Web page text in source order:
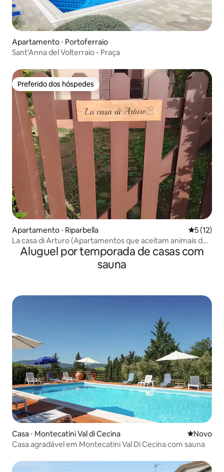
Apartamento ⋅ Portoferraio
Sant'Anna del Volterraio - Praça
Preferido dos hóspedes
Preferido dos hóspedes
Apartamento ⋅ Riparbella 5 de uma
5 (12)
La casa di Arturo (Apartamentos que aceitam animais de
estimação)
Aluguel por temporada de casas com
sauna
Casa ⋅ Montecatini Val di Cecina Novo
Novo
Casa agradável em Montecatini Val Di Cecina com sauna